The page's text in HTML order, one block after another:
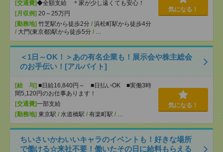
[交通費]◆全額支給 ＊家が少し遠くても安心！
[月収例] 20～25万円
[勤務地] 竹芝駅から徒歩2分 / 浜松町駅から徒歩4分
/ 大門(東京都)駅から徒歩5分 / …
気になる！
＜1日～OK！＞あの有名企業も！展示会や株主総会
のお手伝い！[アルバイト]
[給 与] ■日給16,840円～ ■日払いOK ■実働3時
間5,120円のお仕事あります！
[交通費]一部支給
[勤務地] 東京駅 / 水道橋駅 / 有楽町駅 / …
気になる！
ちいさいかわいいキャラのイベントも！好きな場所
で働ける☆来社不要！働いたその日に給料もらえる